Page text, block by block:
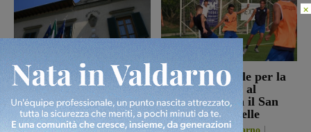
Reggello, i consiglieri di
opposizione: “La TARI
2026 resta più alta di
quella del 2022”
8 Agosto 2026
Prima stagionale per la
Sangiovannese, al
“Fedini” arriva il San
Donato Tavarnelle
×